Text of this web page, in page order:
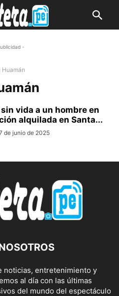
-
Huamán
vida a un hombre en
alquilada en Santa...
de junio de 2025
noticias, entretenimiento y
al día con las últimas
del mundo del espectáculo